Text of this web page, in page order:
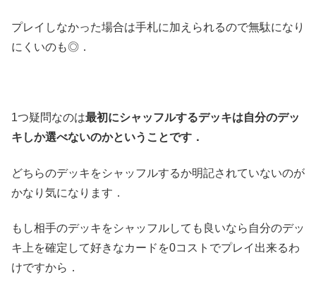
プレイしなかった場合は手札に加えられるので無駄になり
にくいのも◎．
1つ疑問なのは最初にシャッフルするデッキは自分のデッ
キしか選べないのかということです．
どちらのデッキをシャッフルするか明記されていないのが
かなり気になります．
もし相手のデッキをシャッフルしても良いなら自分のデッ
キ上を確定して好きなカードを0コストでプレイ出来るわ
けですから．